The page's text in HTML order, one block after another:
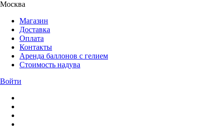
Москва
Магазин
Доставка
Оплата
Контакты
Аренда баллонов с гелием
Стоимость надува
Войти